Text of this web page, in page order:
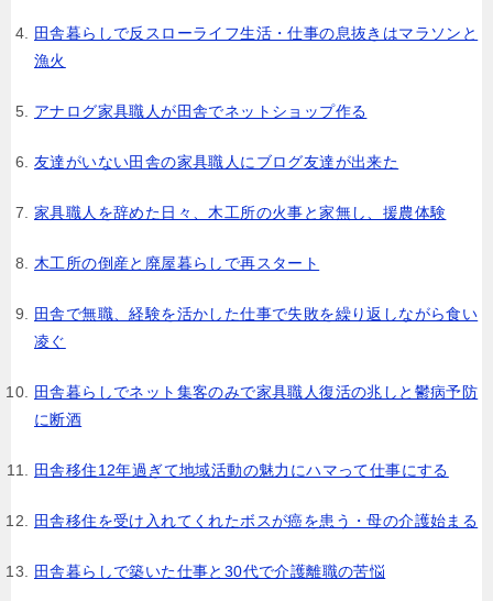
田舎暮らしで反スローライフ生活・仕事の息抜きはマラソンと
漁火
アナログ家具職人が田舎でネットショップ作る
友達がいない田舎の家具職人にブログ友達が出来た
家具職人を辞めた日々、木工所の火事と家無し、援農体験
木工所の倒産と廃屋暮らしで再スタート
田舎で無職、経験を活かした仕事で失敗を繰り返しながら食い
凌ぐ
田舎暮らしでネット集客のみで家具職人復活の兆しと鬱病予防
に断酒
田舎移住12年過ぎて地域活動の魅力にハマって仕事にする
田舎移住を受け入れてくれたボスが癌を患う・母の介護始まる
田舎暮らしで築いた仕事と30代で介護離職の苦悩